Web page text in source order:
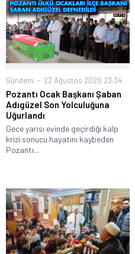
Gündem 22 Ağustos 2020 23:34
Pozantı Ocak Başkanı Şaban
Adıgüzel Son Yolculuğuna
Uğurlandı
Gece yarısı evinde geçirdiği kalp
krizi sonucu hayatını kaybeden
Pozantı...